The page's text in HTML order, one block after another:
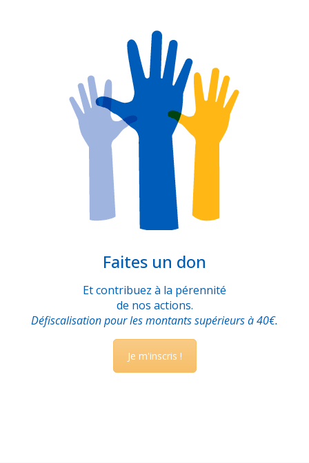
Faites un don
Et contribuez à la pérennité
de nos actions.
Défiscalisation pour les montants supérieurs à 40€.
Je m'inscris !